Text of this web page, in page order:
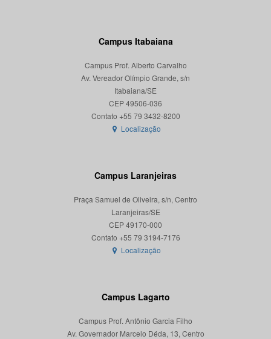
Campus Itabaiana
Campus Prof. Alberto Carvalho
Av. Vereador Olímpio Grande, s/n
Itabaiana/SE
CEP 49506-036
Localização
Campus Laranjeiras
Praça Samuel de Oliveira, s/n, Centro
Laranjeiras/SE
CEP 49170-000
Localização
Campus Lagarto
Campus Prof. Antônio Garcia Filho
Av. Governador Marcelo Déda, 13, Centro